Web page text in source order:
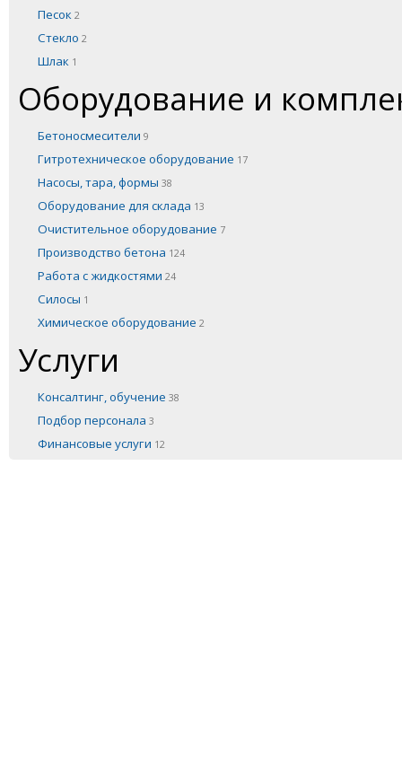
Песок 2
Стекло 2
Шлак 1
Оборудование и
Бетоносмесители 9
Гитротехническое оборудование 17
Насосы, тара, формы 38
Оборудование для склада 13
Очистительное оборудование 7
Производство бетона 124
Работа с жидкостями 24
Силосы 1
Химическое оборудование 2
Услуги
Консалтинг, обучение 38
Подбор персонала 3
Финансовые услуги 12